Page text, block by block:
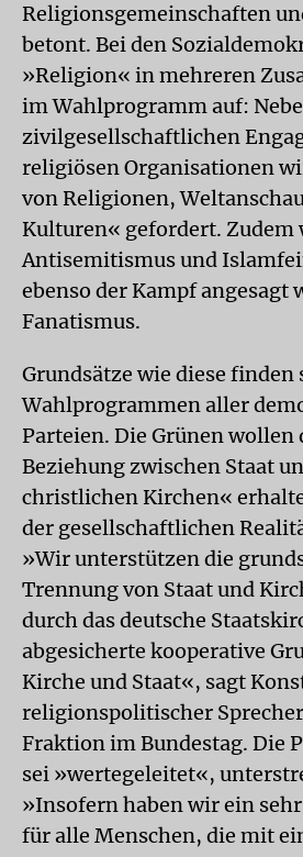
Religionsgemeinschaften
betont. Bei den
»Religion« in mehreren
im Wahlprogramm auf:
zivilgesellschaftlichen
religiösen Organisationen
von Religionen,
Kulturen« gefordert. Zudem
Antisemitismus und
ebenso der Kampf angesagt
Fanatismus.
Grundsätze wie diese finden
Wahlprogrammen aller
Parteien. Die Grünen wollen
Beziehung zwischen Staat
christlichen Kirchen«
der gesellschaftlichen
»Wir unterstützen die
Trennung von Staat und
durch das deutsche
abgesicherte kooperative
Kirche und Staat«, sagt
religionspolitischer
Fraktion im Bundestag. Die
sei »wertegeleitet«,
»Insofern haben wir ein
für alle Menschen, die mit